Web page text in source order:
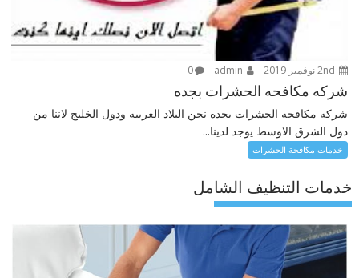
0
شركه مكافحه الحشرات بجده
شركه مكافحه الحشرات بجده نحن البلاد العربيه ودول الخليج لاننا من
دول الشرق الاوسط يوجد لدينا...
خدمات مكافحة الحشرات
خدمات التنظيف الشامل